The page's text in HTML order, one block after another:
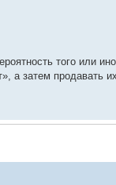
того или
а затем продавать
внимательно
нет — теряете